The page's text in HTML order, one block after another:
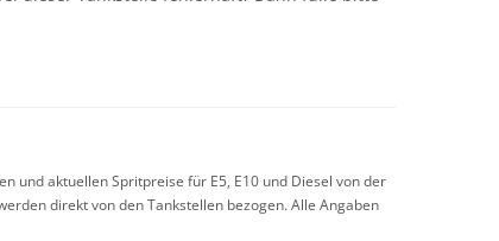
und aktuellen Spritpreise für E5, E10 und Diesel von der
direkt von den Tankstellen bezogen. Alle Angaben